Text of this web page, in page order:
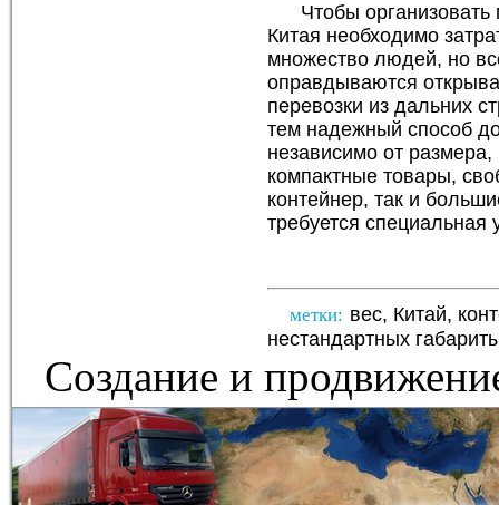
Чтобы
Китая необходимо
множество людей, но
оправдываются
перевозки из дальних
тем надежный способ
независимо от
компактные товары,
контейнер, так и
требуется специальная
метки: вес, Китай,
нестандартных
Создание и